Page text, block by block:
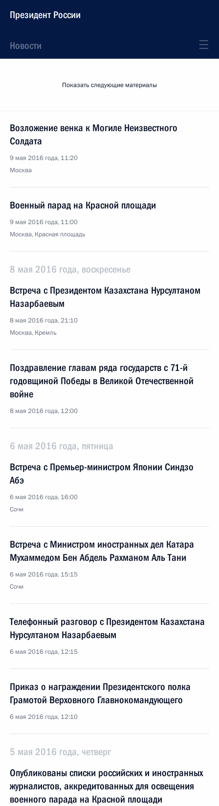
Президент России
Новости
Показать следующие материалы
Возложение венка к Могиле Неизвестного
Солдата
9 мая 2016 года, 11:20
Москва
Военный парад на Красной площади
9 мая 2016 года, 11:00
Москва, Красная площадь
8 мая 2016 года, воскресенье
Встреча с Президентом Казахстана Нурсултаном
Назарбаевым
8 мая 2016 года, 21:10
Москва, Кремль
Поздравление главам ряда государств с 71-й
годовщиной Победы в Великой Отечественной
войне
8 мая 2016 года, 12:00
6 мая 2016 года, пятница
Встреча с Премьер-министром Японии Синдзо
Абэ
6 мая 2016 года, 16:00
Сочи
Встреча с Министром иностранных дел Катара
Мухаммедом Бен Абдель Рахманом Аль Тани
6 мая 2016 года, 15:15
Сочи
Телефонный разговор с Президентом Казахстана
Нурсултаном Назарбаевым
6 мая 2016 года, 12:15
Приказ о награждении Президентского полка
Грамотой Верховного Главнокомандующего
6 мая 2016 года, 12:10
5 мая 2016 года, четверг
Опубликованы списки российских и иностранных
журналистов, аккредитованных для освещения
военного парада на Красной площади